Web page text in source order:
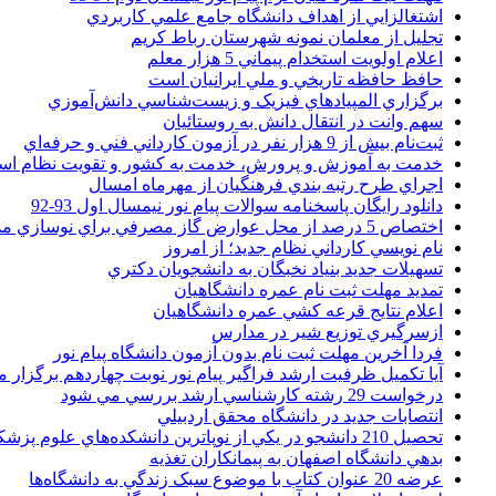
اشتغالزايي از اهداف دانشگاه جامع علمي کاربردي
تجليل از معلمان نمونه شهرستان رباط کريم
اعلام اولويت استخدام پيماني 5 هزار معلم
حافظ حافظه تاريخي و ملي ايرانيان است
برگزاري المپيادهاي فيزيک و زيست‌شناسي دانش‌آموزي
سهم وانت در انتقال دانش به روستائيان
ثبت‌نام بيش از 9 هزار نفر در آزمون کارداني فني و حرفه‌اي
خدمت به آموزش و پرورش، خدمت به کشور و تقويت نظام
اجراي طرح رتبه بندي فرهنگيان از مهرماه امسال
دانلود رایگان پاسخنامه سوالات پیام نور نیمسال اول 93-92
اختصاص 5 درصد از محل عوارض گاز مصرفي براي نوسازي مدارس
نام نويسي کارداني نظام جديد؛ از امروز
تسهيلات جديد بنياد نخبگان به دانشجويان دکتري
تمديد مهلت ثبت نام عمره دانشگاهيان
اعلام نتايج قرعه کشي عمره دانشگاهيان
ازسرگيري توزيع شير در مدارس
فردا آخرین مهلت ثبت نام بدون آزمون دانشگاه پیام نور
آیا تکمیل ظرفیت ارشد فراگیر پیام نور نوبت چهاردهم
درخواست 29 رشته کارشناسي ارشد بررسي مي شود
انتصابات جديد در دانشگاه محقق اردبيلي
تحصيل 210 دانشجو در يکي از نوپاترين دانشکده‌هاي علوم پزشکي کشور
بدهي دانشگاه اصفهان به پيمانکاران تغذيه
عرضه 20 عنوان کتاب با موضوع سبک زندگي به دانشگاه‌ها